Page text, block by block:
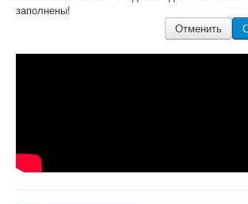
заполнены!
Отменить